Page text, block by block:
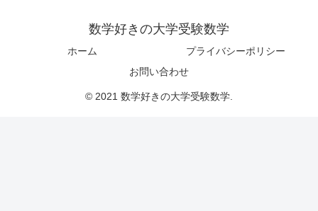
数学好きの大学受験数学
ホーム
プライバシーポリシー
お問い合わせ
© 2021 数学好きの大学受験数学.